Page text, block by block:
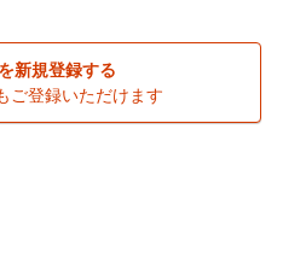
新規登録する
ご登録いただけます